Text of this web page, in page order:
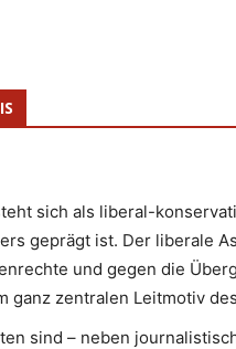
sich als liberal-
geprägt ist. Der liberale
und gegen die
ganz zentralen Leitmotiv
sind – neben